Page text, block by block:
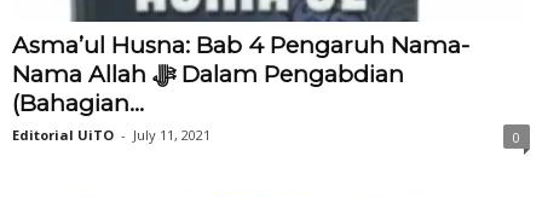
Asma’ul Husna: Bab 4 Pengaruh Nama-
Nama Allah ‎ﷻ Dalam Pengabdian
(Bahagian...
Editorial UiTO - July 11, 2021 0